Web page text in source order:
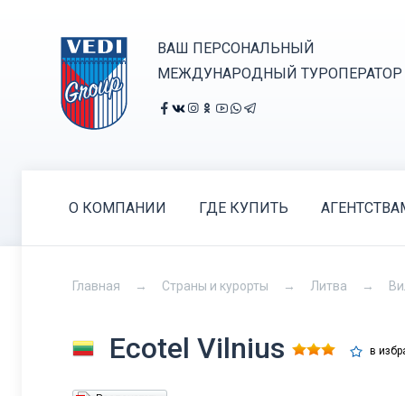
ВАШ ПЕРСОНАЛЬНЫЙ
МЕЖДУНАРОДНЫЙ ТУРОПЕРАТОР
О КОМПАНИИ ГДЕ КУПИТЬ
Главная Страны и курорты Литва
Ecotel Vilnius в